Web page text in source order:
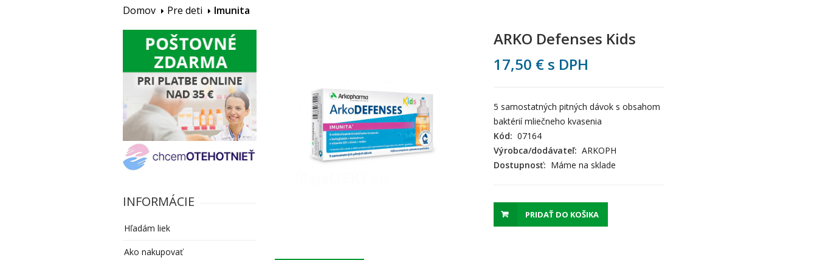
Domov Pre deti Imunita
ARKO Defenses Kids
17,50 € s DPH
5 samostatných pitných dávok s obsahom
baktérií mliečneho kvasenia
Kód: 07164
Výrobca/dodávateľ: ARKOPH
Dostupnosť: Máme na sklade
PRIDAŤ DO KOŠIKA
INFORMÁCIE
Hľadám liek
Ako nakupovať